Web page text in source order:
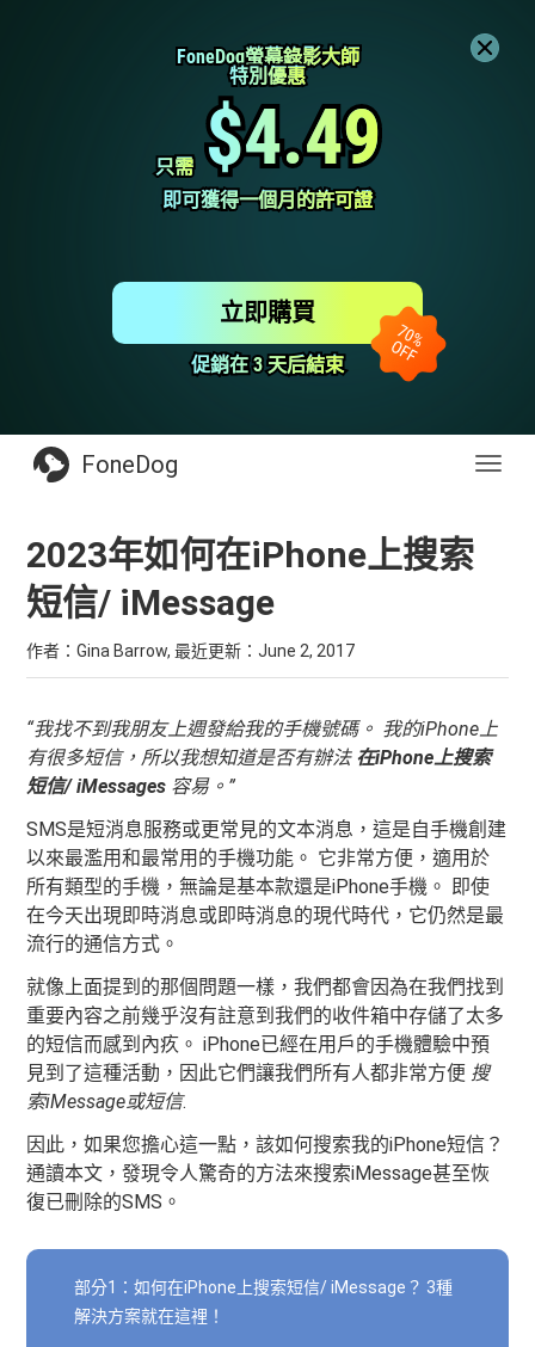
FoneDog螢幕錄影大師
FoneDog螢幕錄影大師
特別優惠
特別優惠
只需
只需 $4.49
$4.49
即可獲得一個月的許可證
即可獲得一個月的許可證
促銷在 3 天后結束
促銷在 3 天后結束
立即購買
FoneDog
2023年如何在iPhone上搜索
短信/ iMessage
作者：Gina Barrow, 最近更新：June 2, 2017
“我找不到我朋友上週發給我的手機號碼。 我的iPhone上
有很多短信，所以我想知道是否有辦法 在iPhone上搜索
短信/ iMessages 容易。”
SMS是短消息服務或更常見的文本消息，這是自手機創建
以來最濫用和最常用的手機功能。 它非常方便，適用於
所有類型的手機，無論是基本款還是iPhone手機。 即使
在今天出現即時消息或即時消息的現代時代，它仍然是最
流行的通信方式。
就像上面提到的那個問題一樣，我們都會因為在我們找到
重要內容之前幾乎沒有註意到我們的收件箱中存儲了太多
的短信而感到內疚。 iPhone已經在用戶的手機體驗中預
見到了這種活動，因此它們讓我們所有人都非常方便 搜
索iMessage或短信.
因此，如果您擔心這一點，該如何搜索我的iPhone短信？
通讀本文，發現令人驚奇的方法來搜索iMessage甚至恢
復已刪除的SMS。
部分1：如何在iPhone上搜索短信/ iMessage？ 3種
解決方案就在這裡！